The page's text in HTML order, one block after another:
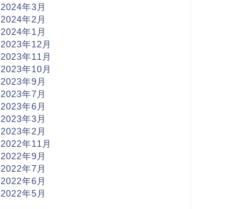
2024年3月
2024年2月
2024年1月
2023年12月
2023年11月
2023年10月
2023年9月
2023年7月
2023年6月
2023年3月
2023年2月
2022年11月
2022年9月
2022年7月
2022年6月
2022年5月